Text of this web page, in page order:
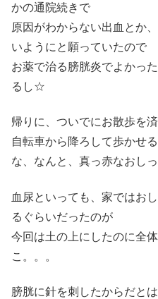
かの通院続きで
原因がわからない出血とか
いようにと願っていたので
お薬で治る膀胱炎でよかっ
るし☆
帰りに、ついでにお散歩を
自転車から降ろして歩かせ
な、なんと、真っ赤なおし
血尿といっても、家ではお
るぐらいだったのが
今回は土の上にしたのに全
こ。。。
膀胱に針を刺したからだと